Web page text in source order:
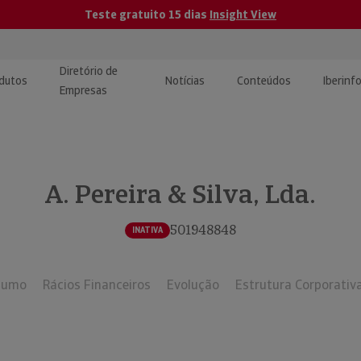
Teste gratuito 15 dias Insight View
e Monitorização de
Diretório de
Empresas
Notícias Conteúdos
| Estudos e
A. Pereira & Silva, Lda.
INATIVA 501948848
Rácios Financeiros Evolução Estrutura Corporativa